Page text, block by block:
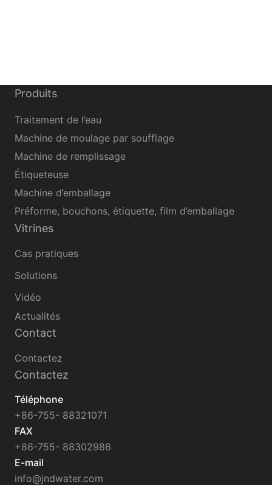
Produits
Traitement de l’eau
Machine de moulage par soufflage
Machine de remplissage
Étiqueteuse
Machine d’emballage
Préforme, bouchons, étiquette, film d’emballage
Vitrines
Cas pratiques
Solutions
Vidéo
Actualités
Contact
Contactez
Contactez
Téléphone
+86-755- 88321071
FAX
+86-755- 88302986
E-mail
info@jndwater.com